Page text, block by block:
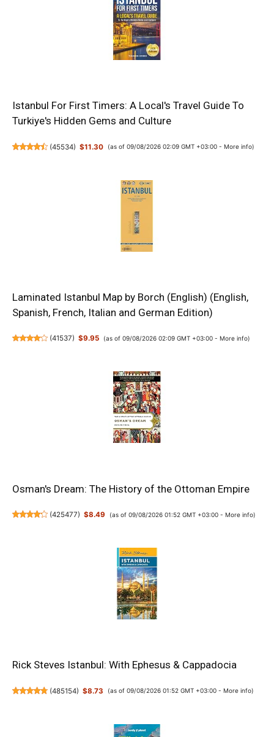
Istanbul For First Timers: A Local's Travel Guide To
Turkiye's Hidden Gems and Culture
(45534) $11.30 (as of 09/08/2026 02:09 GMT +03:00 - More info)
Laminated Istanbul Map by Borch (English) (English,
Spanish, French, Italian and German Edition)
(41537) $9.95 (as of 09/08/2026 02:09 GMT +03:00 - More info)
Osman's Dream: The History of the Ottoman Empire
(425477) $8.49 (as of 09/08/2026 01:52 GMT +03:00 - More info)
Rick Steves Istanbul: With Ephesus & Cappadocia
(485154) $8.73 (as of 09/08/2026 01:52 GMT +03:00 - More info)